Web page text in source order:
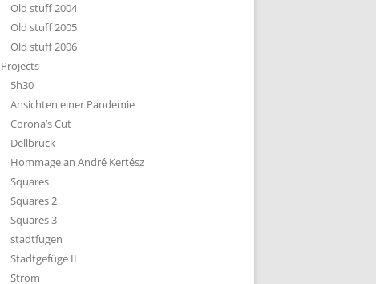
Old stuff 2004
Old stuff 2005
Old stuff 2006
Projects
5h30
Ansichten einer Pandemie
Corona’s Cut
Dellbrück
Hommage an André Kertész
Squares
Squares 2
Squares 3
stadtfugen
Stadtgefüge II
Strom